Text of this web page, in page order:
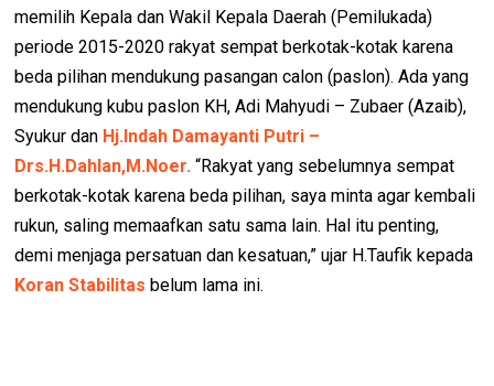
memilih Kepala dan Wakil Kepala Daerah (Pemilukada)
periode 2015-2020 rakyat sempat berkotak-kotak karena
beda pilihan mendukung pasangan calon (paslon). Ada yang
mendukung kubu paslon KH, Adi Mahyudi – Zubaer (Azaib),
Syukur dan Hj.Indah Damayanti Putri –
Drs.H.Dahlan,M.Noer. “Rakyat yang sebelumnya sempat
berkotak-kotak karena beda pilihan, saya minta agar kembali
rukun, saling memaafkan satu sama lain. Hal itu penting,
demi menjaga persatuan dan kesatuan,” ujar H.Taufik kepada
Koran Stabilitas belum lama ini.